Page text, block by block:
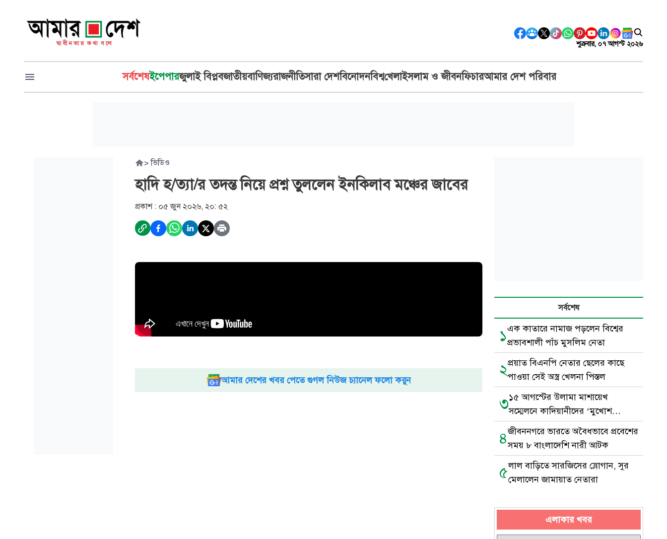
শুক্রবার, ০৭ আগস্ট ২০২৬
সর্বশেষইপেপারজুলাই বিপ্লবজাতীয়বাণিজ্যরাজনীতিসারা দেশবিনোদনবিশ্বখেলাইসলাম ও জীবনফিচারআমার দেশ পরিবার
> ভিডিও
হাদি হ/ত্যা/র তদন্ত নিয়ে প্রশ্ন তুললেন ইনকিলাব মঞ্চের জাবের
প্রকাশ : ০৫ জুন ২০২৬, ২০: ৫২
আমার দেশের খবর পেতে গুগল নিউজ চ্যানেল ফলো করুন
সর্বশেষ
১এক কাতারে নামাজ পড়লেন বিশ্বের
প্রভাবশালী পাঁচ মুসলিম নেতা
২প্রয়াত বিএনপি নেতার ছেলের কাছে
পাওয়া সেই অস্ত্র খেলনা পিস্তল
৩১৫ আগস্টের উলামা মাশায়েখ
সম্মেলনে কাদিয়ানীদের ‘মুখোশ
উন্মোচন’ হবে
৪জীবননগরে ভারতে অবৈধভাবে প্রবেশের
সময় ৮ বাংলাদেশি নারী আটক
৫লাল বাড়িতে সারজিসের স্লোগান, সুর
মেলালেন জামায়াত নেতারা
এলাকার খবর